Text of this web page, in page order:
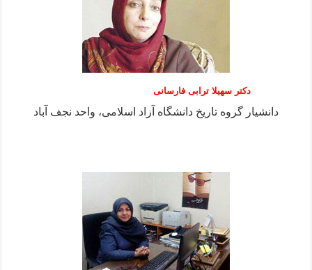
دکتر سهیلا ترابی فارسانی
دانشیار گروه تاریخ دانشگاه آزاد اسلامی، واحد نجف آباد